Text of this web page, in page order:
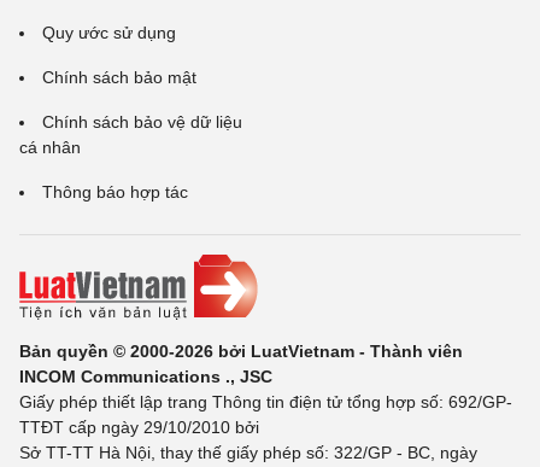
Quy ước sử dụng
Chính sách bảo mật
Chính sách bảo vệ dữ liệu
cá nhân
Thông báo hợp tác
Bản quyền © 2000-2026 bởi LuatVietnam - Thành viên
INCOM Communications ., JSC
Giấy phép thiết lập trang Thông tin điện tử tổng hợp số: 692/GP-
TTĐT cấp ngày 29/10/2010 bởi
Sở TT-TT Hà Nội, thay thế giấy phép số: 322/GP - BC, ngày